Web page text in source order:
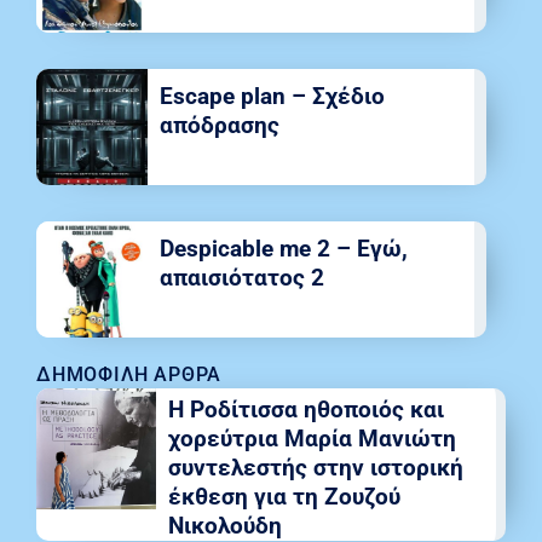
ΔΗΜΟΦΙΛΉ ΆΡΘΡΑ
Η Ροδίτισσα ηθοποιός και
χορεύτρια Μαρία Μανιώτη
συντελεστής στην ιστορική
έκθεση για τη Ζουζού
Νικολούδη
Escape plan – Σχέδιο
απόδρασης
Despicable me 2 – Εγώ,
απαισιότατος 2